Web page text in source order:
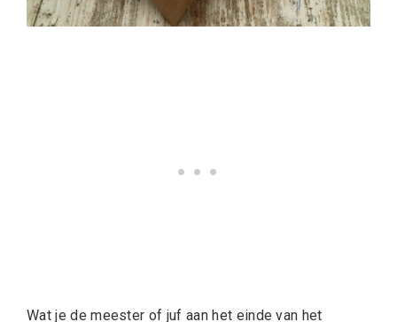
Wat je de meester of juf aan het einde van het